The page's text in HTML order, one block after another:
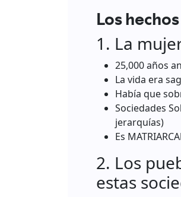
Los
1. La
25,000 años
La vida era
Había que
Sociedades
jerarquías)
Es
2. Los
estas